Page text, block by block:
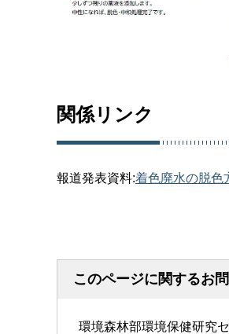
関係リンク
報道発表資料:着色廃水の脱色
このページに関するお
環境森林部環境保健研究